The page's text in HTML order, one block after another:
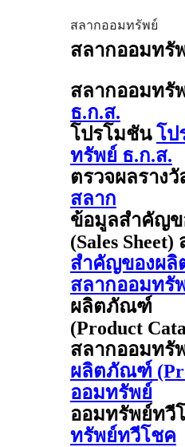
สลากออมทรัพย์
สลากออมทรั
สลากออมทรั
ธ.ก.ส.
โปรโมชัน โป
ทรัพย์ ธ.ก.ส.
ตรวจผลราง
สลาก
ข้อมูลสำคัญ
(Sales
สำคัญของผลิ
สลากออมทรั
ผลิตภัณฑ์
(Product
สลากออมทรั
ผลิตภัณฑ์
ออมทรัพย์
ออมทรัพย์ทวี
ทรัพย์ทวีโชค